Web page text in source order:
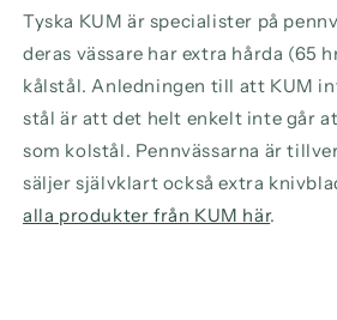
Tyska KUM är specialister på
deras vässare har extra hårda (65
kålstål. Anledningen till att KUM
stål är att det helt enkelt inte går
som kolstål. Pennvässarna är
säljer självklart också extra
alla produkter från KUM här.